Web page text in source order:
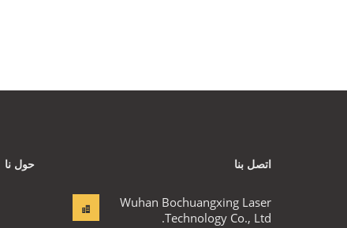
حول نا اتصل بنا
Wuhan Bochuangxing Laser
Technology Co., Ltd.